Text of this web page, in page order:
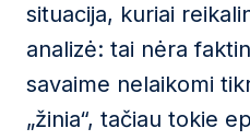
situacija, kuriai
analizė: tai nėra
savaime nelaikomi
„žinia“, tačiau tokie